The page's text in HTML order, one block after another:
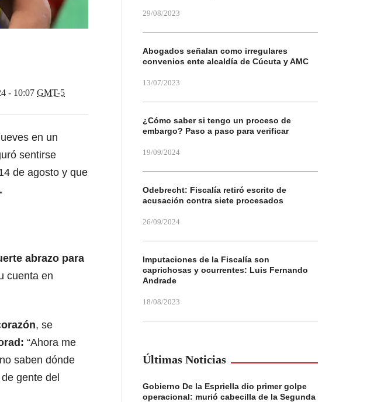
- 10:07 GMT-5
en un
sentirse
de agosto y que
abrazo para
cuenta en
, se
“Ahora me
saben dónde
gente del
29/08/2023
Abogados señalan como irregulares
convenios ente alcaldía de Cúcuta y AMC
13/07/2023
¿Cómo saber si tengo un proceso de
embargo? Paso a paso para verificar
19/09/2024
Odebrecht: Fiscalía retiró escrito de
acusación contra siete procesados
26/09/2024
Imputaciones de la Fiscalía son
caprichosas y ocurrentes: Luis Fernando
Andrade
18/08/2023
Últimas Noticias
Gobierno De la Espriella dio primer golpe
operacional: murió cabecilla de la Segunda